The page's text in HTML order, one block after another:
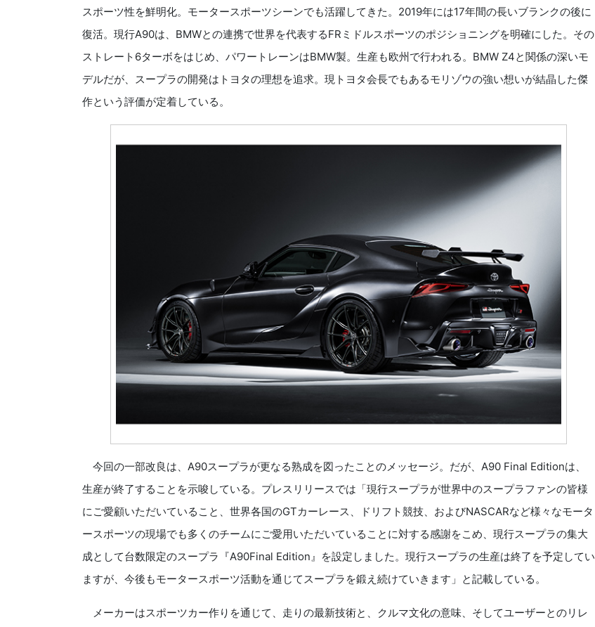
スポーツ性を鮮明化。モータースポーツシーンでも活躍してきた。2019年には17年間の長いブランクの後に
復活。現行A90は、BMWとの連携で世界を代表するFRミドルスポーツのポジショニングを明確にした。その
ストレート6ターボをはじめ、パワートレーンはBMW製。生産も欧州で行われる。BMW Z4と関係の深いモ
デルだが、スープラの開発はトヨタの理想を追求。現トヨタ会長でもあるモリゾウの強い想いが結晶した傑
作という評価が定着している。
今回の一部改良は、A90スープラが更なる熟成を図ったことのメッセージ。だが、A90 Final Editionは、
生産が終了することを示唆している。プレスリリースでは「現行スープラが世界中のスープラファンの皆様
にご愛顧いただいていること、世界各国のGTカーレース、ドリフト競技、およびNASCARなど様々なモータ
ースポーツの現場でも多くのチームにご愛用いただいていることに対する感謝をこめ、現行スープラの集大
成として台数限定のスープラ『A90Final Edition』を設定しました。現行スープラの生産は終了を予定してい
ますが、今後もモータースポーツ活動を通じてスープラを鍛え続けていきます」と記載している。
メーカーはスポーツカー作りを通じて、走りの最新技術と、クルマ文化の意味、そしてユーザーとのリレ